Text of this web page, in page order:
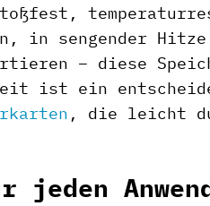
in sengender
– diese
ist ein
, die leicht